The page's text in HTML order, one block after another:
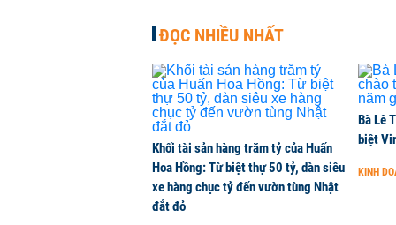
Dòng tiền ngoại bất ngờ trở lại
CHỨNG KHOÁN - 1 phút trước
Kiến nghị đưa người bán hàng
THỜI SỰ - 1 phút trước
TikToker Khánh Sky, Vua Quạt,
ĐỌC NHIỀU NHẤT
Khối tài sản hàng trăm tỷ của Huấn
Hoa Hồng: Từ biệt thự 50 tỷ, dàn siêu
xe hàng chục tỷ đến vườn tùng Nhật
đắt đỏ
Bà Lê
biệt
KINH